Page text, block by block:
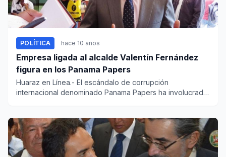
POLÍTICA hace 10 años
Empresa ligada al alcalde Valentín Fernández
figura en los Panama Papers
Huaraz en Línea.- El escándalo de corrupción
internacional denominado Panama Papers ha involucrado